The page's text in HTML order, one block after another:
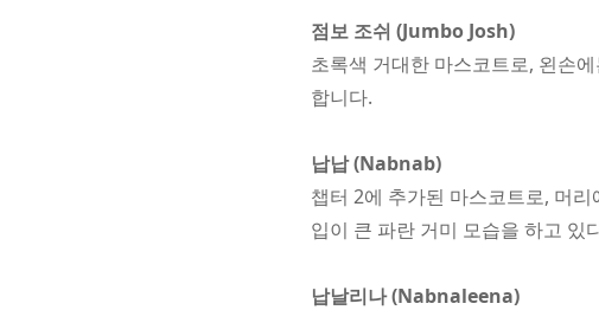
점보 조쉬 (Jumbo Josh)
초록색 거대한 마스코트로, 왼손
합니다.
납납 (Nabnab)
챕터 2에 추가된 마스코트로, 머
입이 큰 파란 거미 모습을 하고 있
납날리나 (Nabnaleena)